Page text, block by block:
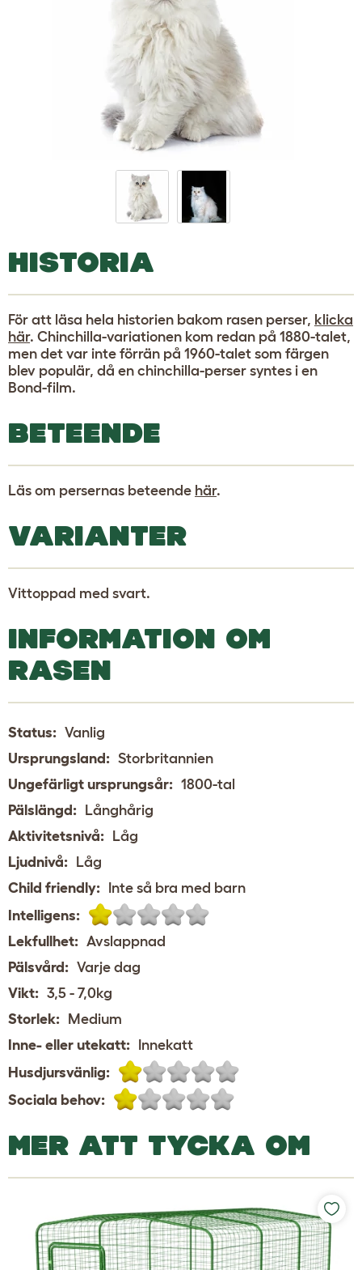
HISTORIA
För att läsa hela historien bakom rasen perser, klicka
här. Chinchilla-variationen kom redan på 1880-talet,
men det var inte förrän på 1960-talet som färgen
blev populär, då en chinchilla-perser syntes i en
Bond-film.
BETEENDE
Läs om persernas beteende här.
VARIANTER
Vittoppad med svart.
INFORMATION OM
RASEN
Status: Vanlig
Ursprungsland: Storbritannien
Ungefärligt ursprungsår: 1800-tal
Pälslängd: Långhårig
Aktivitetsnivå: Låg
Ljudnivå: Låg
Child friendly: Inte så bra med barn
Intelligens:
Lekfullhet: Avslappnad
Pälsvård: Varje dag
Vikt: 3,5 - 7,0kg
Storlek: Medium
Inne- eller utekatt: Innekatt
Husdjursvänlig:
Sociala behov:
MER ATT TYCKA OM